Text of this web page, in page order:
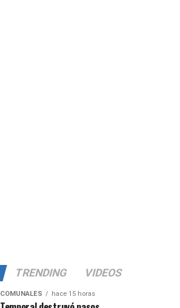
TRENDING VIDEOS
COMUNALES hace 15 horas